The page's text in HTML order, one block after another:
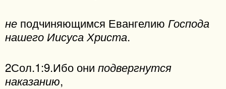
не подчиняющимся Евангелию Господа
нашего Иисуса Христа.
2Сол.1:9.Ибо они подвергнутся
наказанию,